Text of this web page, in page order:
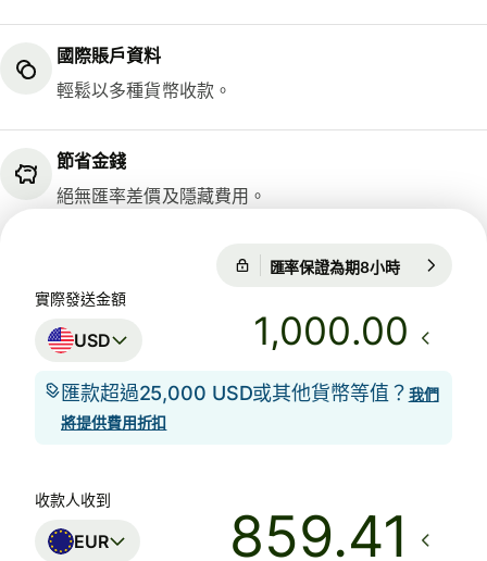
國際賬戶資料
輕鬆以多種貨幣收款。
節省金錢
絕無匯率差價及隱藏費用。
匯率保證為期8小時
實際發送金額
USD .00
匯款超過25,000 USD或其他貨幣等值？ 我們
將提供費用折扣
收款人收到
EUR